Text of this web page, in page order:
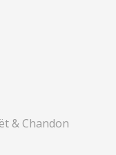
& Chandon